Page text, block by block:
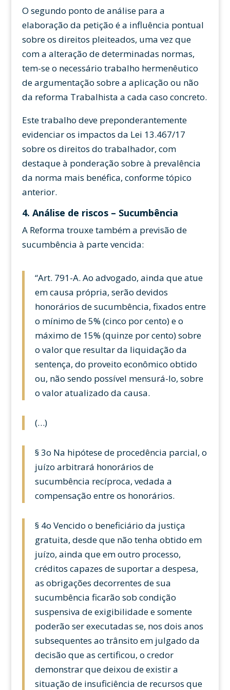
O segundo ponto de análise para a
elaboração da petição é a influência pontual
sobre os direitos pleiteados, uma vez que
com a alteração de determinadas normas,
tem-se o necessário trabalho hermenêutico
de argumentação sobre a aplicação ou não
da reforma Trabalhista a cada caso concreto.
Este trabalho deve preponderantemente
evidenciar os impactos da Lei 13.467/17
sobre os direitos do trabalhador, com
destaque à ponderação sobre à prevalência
da norma mais benéfica, conforme tópico
anterior.
4. Análise de riscos – Sucumbência
A Reforma trouxe também a previsão de
sucumbência à parte vencida:
“Art. 791-A. Ao advogado, ainda que atue
em causa própria, serão devidos
honorários de sucumbência, fixados entre
o mínimo de 5% (cinco por cento) e o
máximo de 15% (quinze por cento) sobre
o valor que resultar da liquidação da
sentença, do proveito econômico obtido
ou, não sendo possível mensurá-lo, sobre
o valor atualizado da causa.
(…)
§ 3o Na hipótese de procedência parcial, o
juízo arbitrará honorários de
sucumbência recíproca, vedada a
compensação entre os honorários.
§ 4o Vencido o beneficiário da justiça
gratuita, desde que não tenha obtido em
juízo, ainda que em outro processo,
créditos capazes de suportar a despesa,
as obrigações decorrentes de sua
sucumbência ficarão sob condição
suspensiva de exigibilidade e somente
poderão ser executadas se, nos dois anos
subsequentes ao trânsito em julgado da
decisão que as certificou, o credor
demonstrar que deixou de existir a
situação de insuficiência de recursos que